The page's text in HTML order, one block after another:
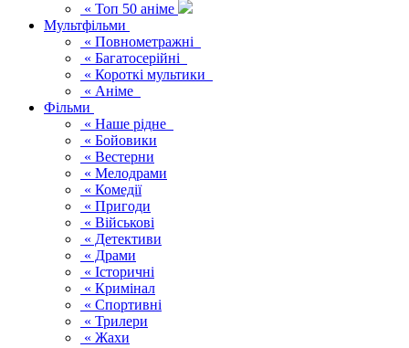
« Топ 50 аніме
Мультфільми
« Повнометражні
« Багатосерійні
« Короткі мультики
« Аніме
Фільми
« Наше рідне
« Бойовики
« Вестерни
« Мелодрами
« Комедії
« Пригоди
« Військові
« Детективи
« Драми
« Історичні
« Кримінал
« Спортивні
« Трилери
« Жахи